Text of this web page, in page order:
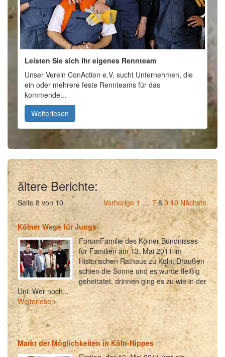
Leisten Sie sich Ihr eigenes Rennteam
Unser Verein ConAction e.V. sucht Unternehmen, die
ein oder mehrere feste Rennteams für das
kommende...
Weiterlesen
ältere Berichte:
Seite 8 von 10. Vorherige 1 .... 7 8 9 10 Nächste
Kölner Wege für Jungs
ForumFamilie des Kölner Bündnisses
für Familien am 13. Mai 2011 im
Historischen Rathaus zu Köln: Draußen
schien die Sonne und es wurde fleißig
geheiratet, drinnen ging es zu wie in der
Uni. Wer noch...
Weiterlesen
Markt der Möglichkeiten in Köln-Nippes